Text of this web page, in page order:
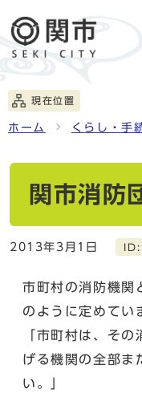
現在位置
ホーム くらし・手
関市消防
2013年3月1日
市町村の消防機関
のように定めてい
「市町村は、そ
げる機関の全部ま
い。」